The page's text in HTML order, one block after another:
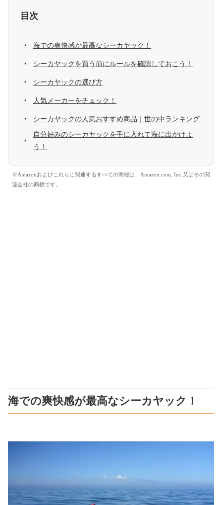
目次
海での爽快感が最高なシーカヤック！
シーカヤックを買う前にルールを確認しておこう！
シーカヤックの選び方
人気メーカーをチェック！
シーカヤックの人気おすすめ商品｜世の中ランキング
自分好みのシーカヤックを手に入れて海に出かけよ
う！
※Amazonおよびこれらに関連するすべての商標は、Amazon.com, Inc.又はその関
連会社の商標です。
海での爽快感が最高なシーカヤック！